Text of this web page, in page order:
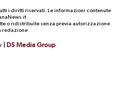
i diritti riservati. Le informazioni contenute
o ridistribuite senza previa autorizzazione
redazione
| DS Media Group